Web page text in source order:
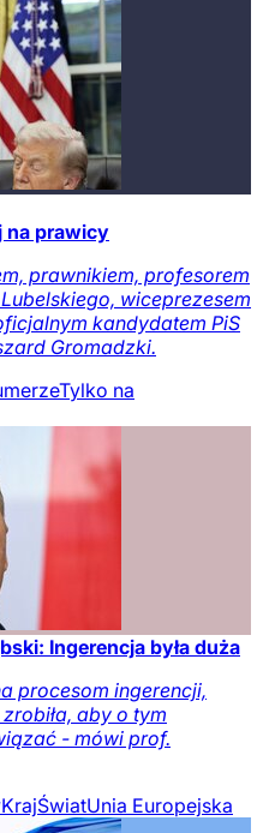
na prawicy
prawnikiem, profesorem
wiceprezesem
kandydatem PiS
Gromadzki.
Tylko na
Ingerencja była duża
procesom ingerencji,
aby o tym
- mówi prof.
KrajŚwiatUnia Europejska